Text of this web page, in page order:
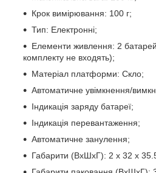
Крок вимірювання: 100 г;
Тип: Електронні;
Елементи живлення: 2
комплекту не входять);
Матеріал платформи: Скло;
Автоматичне увімкнення/
Індикація заряду батареї;
Індикація перевантаження;
Автоматичне занулення;
Габарити (ВхШхГ): 2 х 32 х